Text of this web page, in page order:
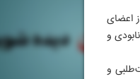
اعضای
و
و